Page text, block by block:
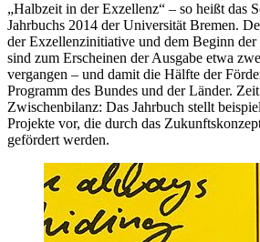
„Halbzeit in der Exzellenz“ – so heißt das
Jahrbuchs 2014 der Universität Bremen.
der Exzellenzinitiative und dem Beginn
sind zum Erscheinen der Ausgabe etwa
vergangen – und damit die Hälfte der
Programm des Bundes und der Länder.
Zwischenbilanz: Das Jahrbuch stellt
Projekte vor, die durch das
gefördert werden.